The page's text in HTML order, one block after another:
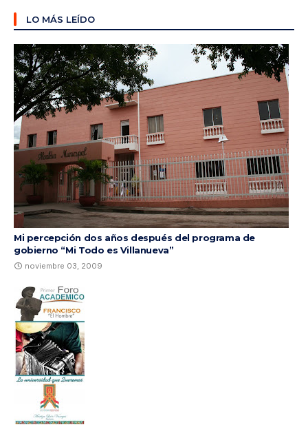
LO MÁS LEÍDO
Mi percepción dos años después del programa de
gobierno “Mi Todo es Villanueva”
noviembre 03, 2009